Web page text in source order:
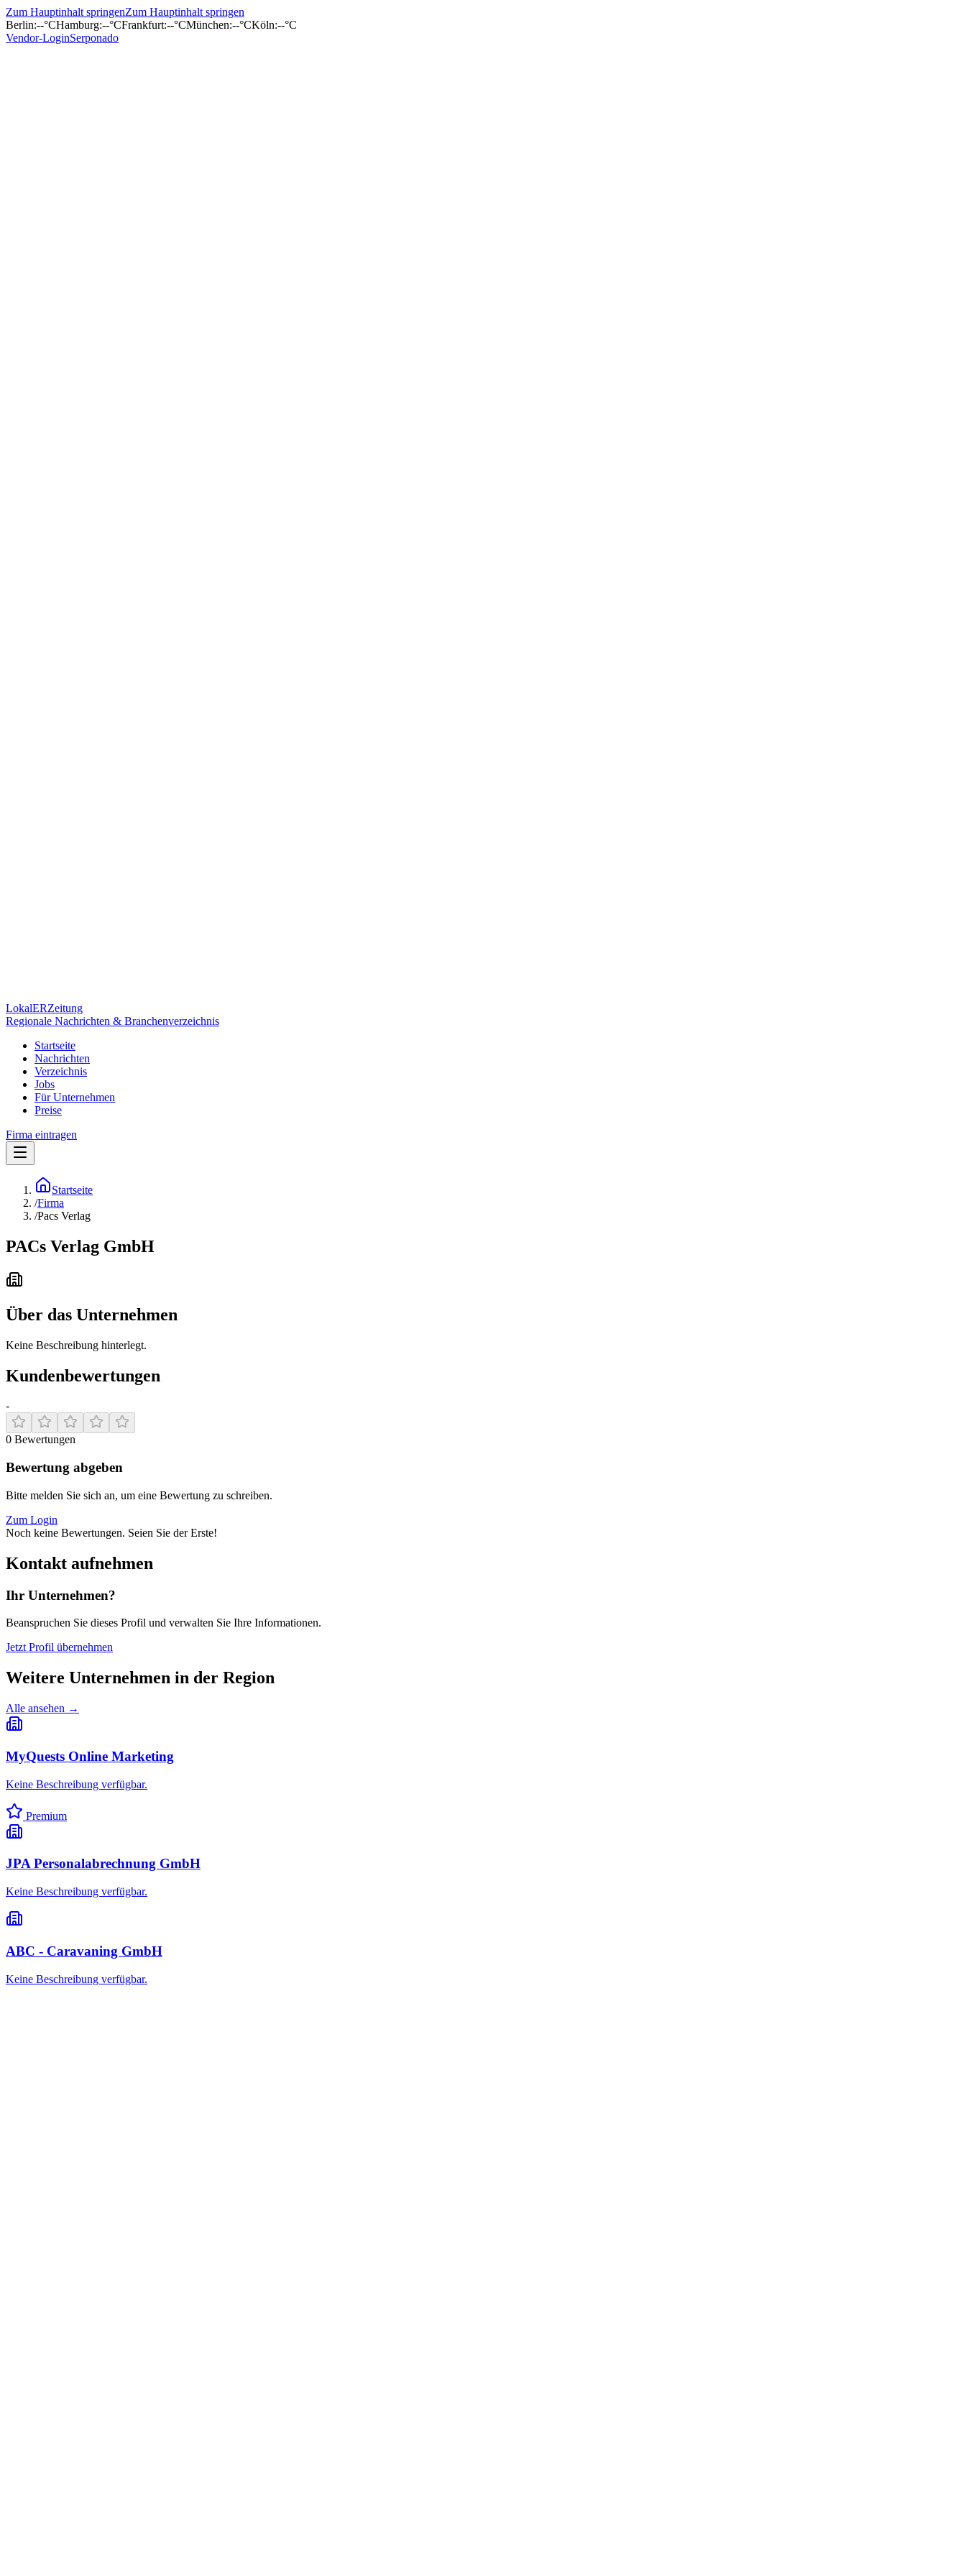
Zum Hauptinhalt springenZum Hauptinhalt springen
Berlin:--°CHamburg:--°CFrankfurt:--°CMünchen:--°CKöln:--°C
Vendor-LoginSerponado
LokalERZeitung
Regionale Nachrichten & Branchenverzeichnis
Startseite
Nachrichten
Verzeichnis
Jobs
Für Unternehmen
Preise
Firma eintragen
Startseite
/Firma
/Pacs Verlag
PACs Verlag GmbH
Über das Unternehmen
Keine Beschreibung hinterlegt.
Kundenbewertungen
-
0 Bewertungen
Bewertung abgeben
Bitte melden Sie sich an, um eine Bewertung zu schreiben.
Zum Login
Noch keine Bewertungen. Seien Sie der Erste!
Kontakt aufnehmen
Ihr Unternehmen?
Beanspruchen Sie dieses Profil und verwalten Sie Ihre Informationen.
Jetzt Profil übernehmen
Weitere Unternehmen in der Region
Alle ansehen →
MyQuests Online Marketing
Keine Beschreibung verfügbar.
Premium
JPA Personalabrechnung GmbH
Keine Beschreibung verfügbar.
ABC - Caravaning GmbH
Keine Beschreibung verfügbar.